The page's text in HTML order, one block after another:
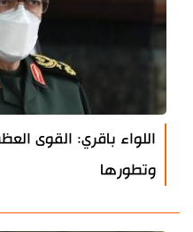
اللواء باقري: القوى
وتطورها